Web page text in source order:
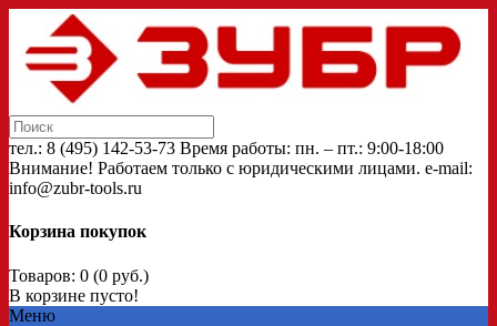
тел.: 8 (495) 142-53-73 Время работы: пн. – пт.: 9:00-18:00
Внимание! Работаем только с юридическими лицами. e-mail:
info@zubr-tools.ru
Корзина покупок
Товаров: 0 (0 руб.)
В корзине пусто!
Меню